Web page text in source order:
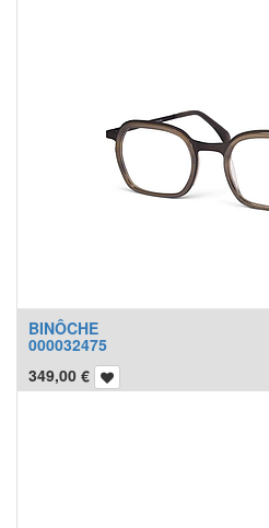
BINÔCHE
000032475
349,00 €